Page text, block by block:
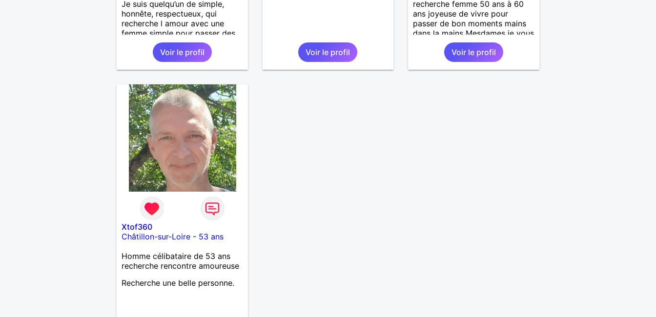
Je suis quelqu’un de simple,
honnête, respectueux, qui
recherche l amour avec une
femme simple pour passer des
moments agréables :discuter,
voyager, visiter d’autres pays
sans prise de tête.
Voir le profil Voir le profil
recherche femme 50 ans à 60
ans joyeuse de vivre pour
passer de bon moments mains
dans la mains Mesdames je vous
attend de vous lire .
Voir le profil
Xtof360
Châtillon-sur-Loire- 53 ans
Homme célibataire de 53 ans
recherche rencontre amoureuse
Recherche une belle personne.